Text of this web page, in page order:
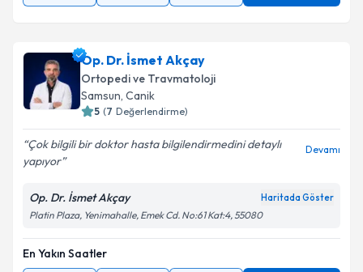
Op. Dr. İsmet Akçay
Ortopedi ve Travmatoloji
Samsun, Canik
5 (7 Değerlendirme)
Çok bilgili bir doktor hasta bilgilendirmedini detaylı
yapıyor
Devamı
Op. Dr. İsmet Akçay Haritada Göster
Platin Plaza, Yenimahalle, Emek Cd. No:61 Kat:4, 55080
En Yakın Saatler